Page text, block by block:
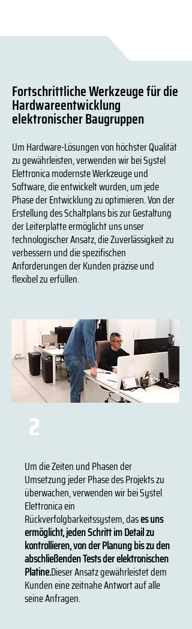
Fortschrittliche Werkzeuge für die
Hardwareentwicklung
elektronischer Baugruppen
Um Hardware-Lösungen von höchster Qualität
zu gewährleisten, verwenden wir bei Systel
Elettronica modernste Werkzeuge und
Software, die entwickelt wurden, um jede
Phase der Entwicklung zu optimieren. Von der
Erstellung des Schaltplans bis zur Gestaltung
der Leiterplatte ermöglicht uns unser
technologischer Ansatz, die Zuverlässigkeit zu
verbessern und die spezifischen
Anforderungen der Kunden präzise und
flexibel zu erfüllen.
2
Um die Zeiten und Phasen der
Umsetzung jeder Phase des Projekts zu
überwachen, verwenden wir bei Systel
Elettronica ein
Rückverfolgbarkeitssystem, dases uns
ermöglicht, jeden Schritt im Detail zu
kontrollieren, von der Planung bis zu den
abschließenden Tests der elektronischen
Platine.Dieser Ansatz gewährleistet dem
Kunden eine zeitnahe Antwort auf alle
seine Anfragen.